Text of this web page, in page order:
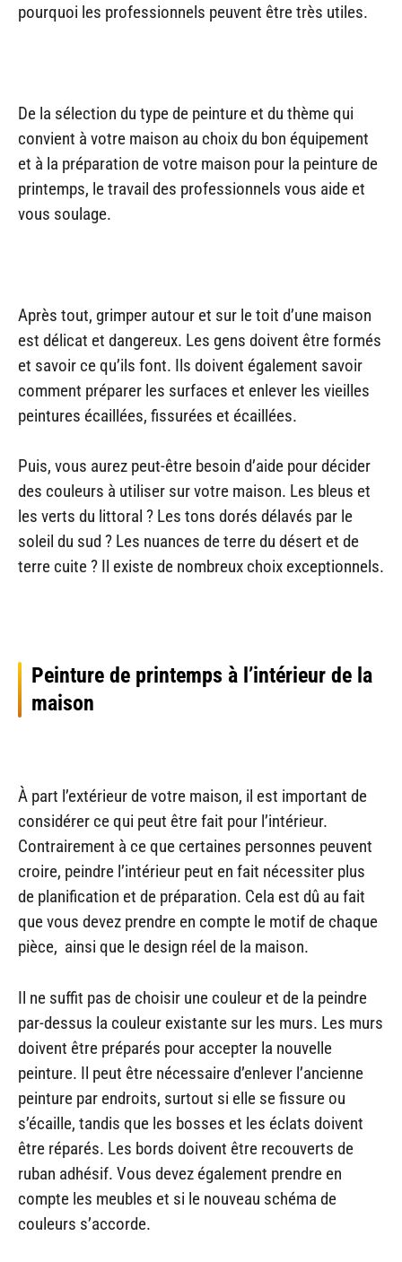
pourquoi les professionnels peuvent être très utiles.
De la sélection du type de peinture et du thème qui
convient à votre maison au choix du bon équipement
et à la préparation de votre maison pour la peinture de
printemps, le travail des professionnels vous aide et
vous soulage.
Après tout, grimper autour et sur le toit d’une maison
est délicat et dangereux. Les gens doivent être formés
et savoir ce qu’ils font. Ils doivent également savoir
comment préparer les surfaces et enlever les vieilles
peintures écaillées, fissurées et écaillées.
Puis, vous aurez peut-être besoin d’aide pour décider
des couleurs à utiliser sur votre maison. Les bleus et
les verts du littoral ? Les tons dorés délavés par le
soleil du sud ? Les nuances de terre du désert et de
terre cuite ? Il existe de nombreux choix exceptionnels.
Peinture de printemps à l’intérieur de la
maison
À part l’extérieur de votre maison, il est important de
considérer ce qui peut être fait pour l’intérieur.
Contrairement à ce que certaines personnes peuvent
croire, peindre l’intérieur peut en fait nécessiter plus
de planification et de préparation. Cela est dû au fait
que vous devez prendre en compte le motif de chaque
pièce, ainsi que le design réel de la maison.
Il ne suffit pas de choisir une couleur et de la peindre
par-dessus la couleur existante sur les murs. Les murs
doivent être préparés pour accepter la nouvelle
peinture. Il peut être nécessaire d’enlever l’ancienne
peinture par endroits, surtout si elle se fissure ou
s’écaille, tandis que les bosses et les éclats doivent
être réparés. Les bords doivent être recouverts de
ruban adhésif. Vous devez également prendre en
compte les meubles et si le nouveau schéma de
couleurs s’accorde.